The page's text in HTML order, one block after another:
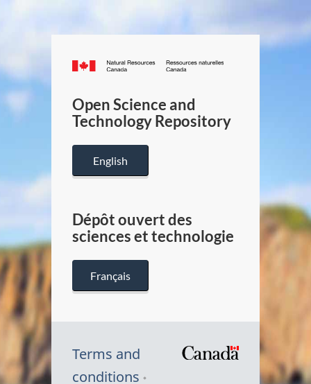
Canada.ca
/
Canada
Open Science and
Technology Repository
English
Dépôt ouvert des
sciences et technologie
Français
Terms and
conditions
Symbole